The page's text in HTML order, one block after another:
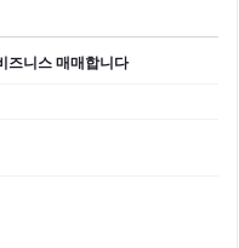
즈니스 매매합니다